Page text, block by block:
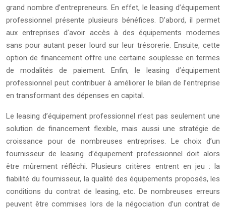
grand nombre d’entrepreneurs. En effet, le leasing d’équipement
professionnel présente plusieurs bénéfices. D’abord, il permet
aux entreprises d’avoir accès à des équipements modernes
sans pour autant peser lourd sur leur trésorerie. Ensuite, cette
option de financement offre une certaine souplesse en termes
de modalités de paiement. Enfin, le leasing d’équipement
professionnel peut contribuer à améliorer le bilan de l’entreprise
en transformant des dépenses en capital.
Le leasing d’équipement professionnel n’est pas seulement une
solution de financement flexible, mais aussi une stratégie de
croissance pour de nombreuses entreprises. Le choix d’un
fournisseur de leasing d’équipement professionnel doit alors
être mûrement réfléchi. Plusieurs critères entrent en jeu : la
fiabilité du fournisseur, la qualité des équipements proposés, les
conditions du contrat de leasing, etc. De nombreuses erreurs
peuvent être commises lors de la négociation d’un contrat de